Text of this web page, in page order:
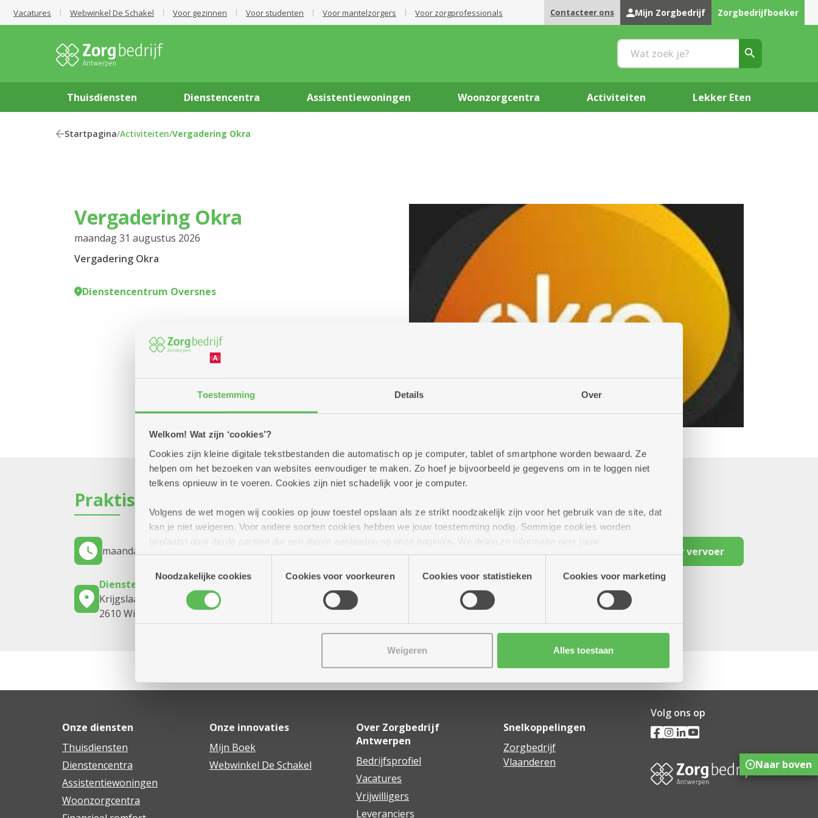
Toestemming Details Over
Welkom! Wat zijn ‘cookies’?
Cookies zijn kleine digitale tekstbestanden die automatisch op je computer, tablet of smartphone worden bewaard. Ze
helpen om het bezoeken van websites eenvoudiger te maken. Zo hoef je bijvoorbeeld je gegevens om in te loggen niet
telkens opnieuw in te voeren. Cookies zijn niet schadelijk voor je computer.
Volgens de wet mogen wij cookies op jouw toestel opslaan als ze strikt noodzakelijk zijn voor het gebruik van de site, dat
kan je niet weigeren. Voor andere soorten cookies hebben we jouw toestemming nodig. Sommige cookies worden
geplaatst door derde partijen die een dienst aanbieden op onze pagina's. We delen zo informatie over jouw
(geanonimiseerd) gebruik van onze site voor social media, advertenties en analyse. Deze partners kunnen deze gegevens
Noodzakelijke cookies
Cookies voor voorkeuren Cookies voor statistieken Cookies voor marketing
Weigeren Alles toestaan
Vacatures Webwinkel De Schakel Voor gezinnen Voor studenten Voor mantelzorgers Voor zorgprofessionals Contacteer ons Mijn Zorgbedrijf Zorgbedrijfboeker
Thuisdiensten Dienstencentra Assistentiewoningen Woonzorgcentra Activiteiten Lekker Eten
Startpagina/Activiteiten/Vergadering Okra
Vergadering Okra
maandag 31 augustus 2026
Vergadering Okra
Dienstencentrum Oversnes
Praktisch
maandag 31 augustus 2026 Reserveer vervoer
Dienstencentrum Oversnes
Krijgslaan 110
2610 Wilrijk
Onze diensten
Thuisdiensten
Dienstencentra
Assistentiewoningen
Woonzorgcentra
Onze innovaties
Mijn Boek
Webwinkel De Schakel
Over Zorgbedrijf
Antwerpen
Bedrijfsprofiel
Vacatures
Vrijwilligers
Leveranciers
Snelkoppelingen
Zorgbedrijf
Vlaanderen
Volg ons op
Naar boven